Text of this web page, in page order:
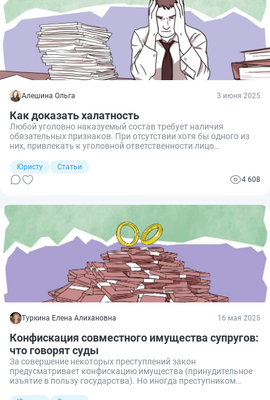
Алешина Ольга 3 июня 2025
Как доказать халатность
Любой уголовно наказуемый состав требует наличия
обязательных признаков. При отсутствии хотя бы одного из
них, привлекать к уголовной ответственности лицо
УК РФ).
Юристу
Статьи
4 608
Туркина Елена Алихановна 16 мая 2025
Конфискация совместного имущества супругов:
что говорят суды
За совершение некоторых преступлений закон
предусматривает конфискацию имущества (принудительное
изъятие в пользу государства). Но иногда преступником